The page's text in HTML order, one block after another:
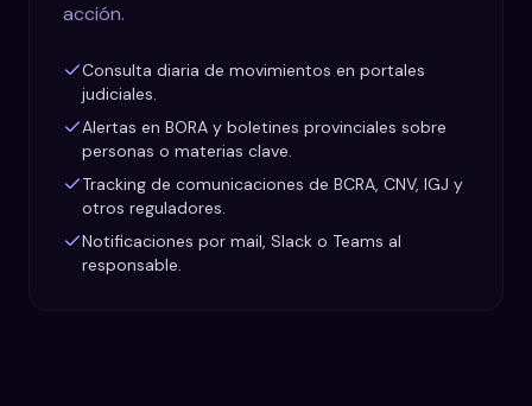
acción.
Consulta diaria de movimientos en portales
judiciales.
Alertas en BORA y boletines provinciales sobre
personas o materias clave.
Tracking de comunicaciones de BCRA, CNV, IGJ y
otros reguladores.
Notificaciones por mail, Slack o Teams al
responsable.